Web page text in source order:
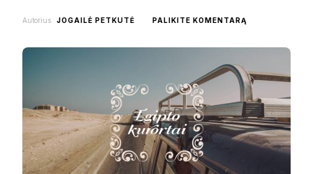
Autorius JOGAILĖ PETKUTĖ PALIKITE KOMENTARĄ
APLANKYTI?